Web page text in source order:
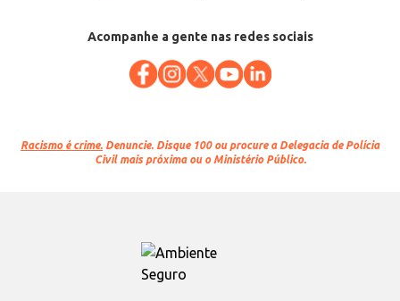
Acompanhe a gente nas redes sociais
Racismo é crime. Denuncie. Disque 100 ou procure a Delegacia de Polícia
Civil mais próxima ou o Ministério Público.